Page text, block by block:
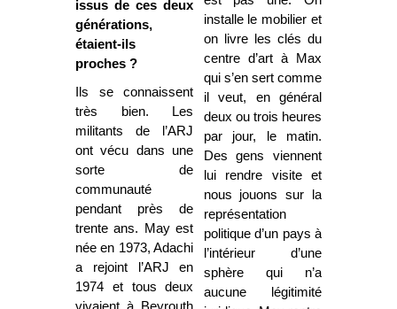
issus de ces deux
générations,
étaient-ils
proches ?
Ils se connaissent
très bien. Les
militants de l’ARJ
ont vécu dans une
sorte de
communauté
pendant près de
trente ans. May est
née en 1973, Adachi
a rejoint l’ARJ en
1974 et tous deux
vivaient à Beyrouth
installe le mobilier et
on livre les clés du
centre d’art à Max
qui s’en sert comme
il veut, en général
deux ou trois heures
par jour, le matin.
Des gens viennent
lui rendre visite et
nous jouons sur la
représentation
politique d’un pays à
l’intérieur d’une
sphère qui n’a
aucune légitimité